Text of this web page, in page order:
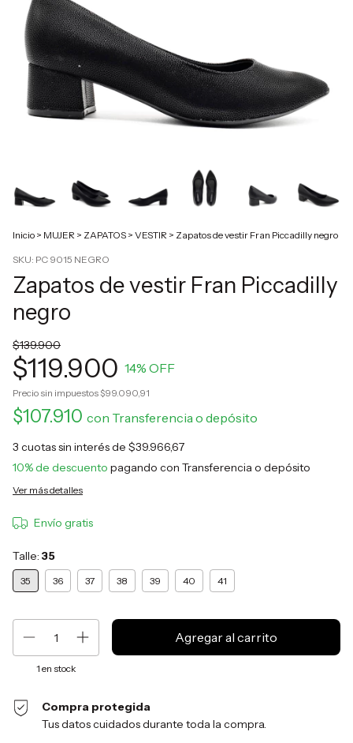
Inicio > MUJER > ZAPATOS > VESTIR > Zapatos de vestir Fran Piccadilly negro
SKU: PC 9015 NEGRO
Zapatos de vestir Fran Piccadilly
negro
$139.900
$119.900 14% OFF
Precio sin impuestos$99.090,91
$107.910 con Transferencia o depósito
3 cuotas sin interés de $39.966,67
10% de descuento pagando con Transferencia o depósito
Ver más detalles
Envío gratis
Talle: 35
35 36 37 38 39 40 41
1 en stock
Compra protegida
Tus datos cuidados durante toda la compra.